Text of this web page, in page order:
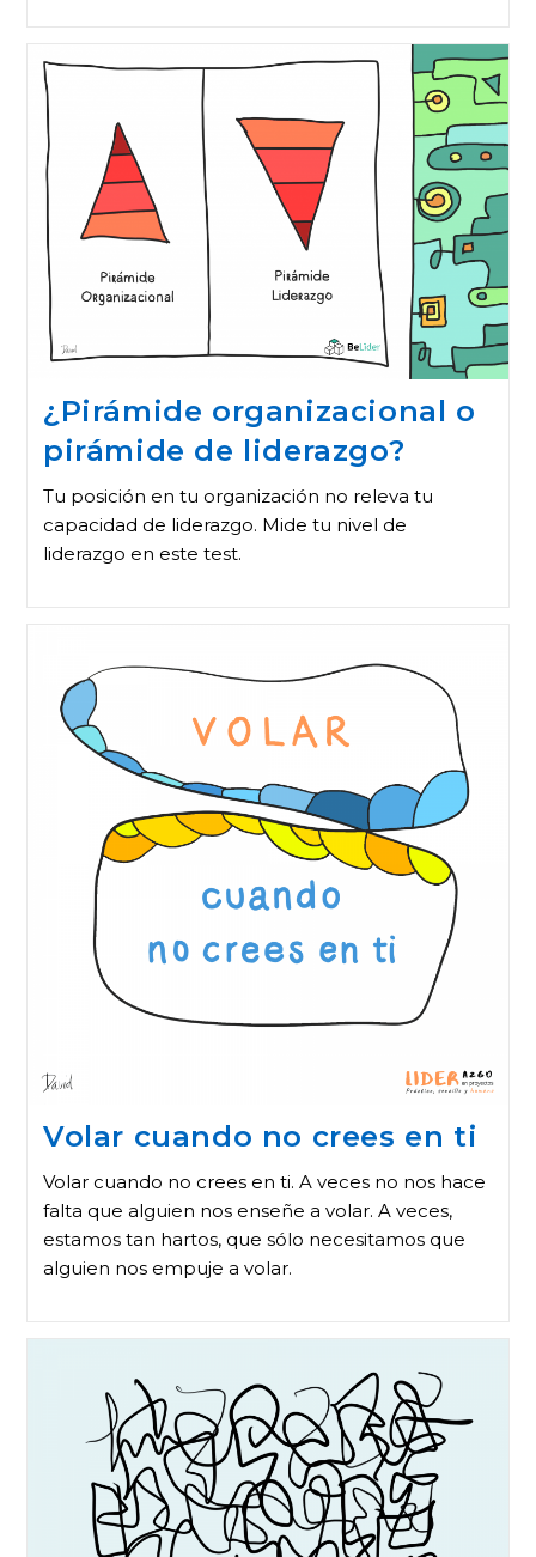
¿Pirámide organizacional o
pirámide de liderazgo?
Tu posición en tu organización no releva tu
capacidad de liderazgo. Mide tu nivel de
liderazgo en este test.
Volar cuando no crees en ti
Volar cuando no crees en ti. A veces no nos hace
falta que alguien nos enseñe a volar. A veces,
estamos tan hartos, que sólo necesitamos que
alguien nos empuje a volar.